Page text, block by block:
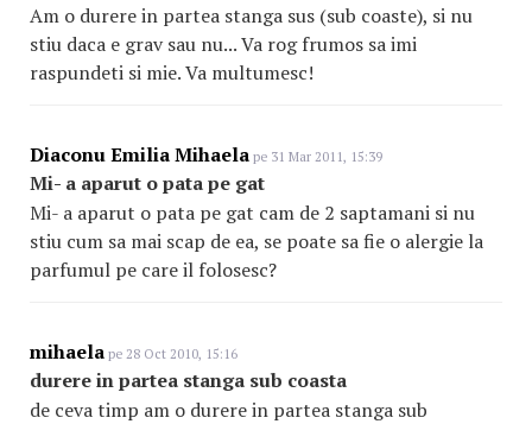
Am o durere in partea stanga sus (sub coaste), si nu
stiu daca e grav sau nu... Va rog frumos sa imi
raspundeti si mie. Va multumesc!
Diaconu Emilia Mihaela pe 31 Mar 2011, 15:39
Mi- a aparut o pata pe gat
Mi- a aparut o pata pe gat cam de 2 saptamani si nu
stiu cum sa mai scap de ea, se poate sa fie o alergie la
parfumul pe care il folosesc?
mihaela pe 28 Oct 2010, 15:16
durere in partea stanga sub coasta
de ceva timp am o durere in partea stanga sub